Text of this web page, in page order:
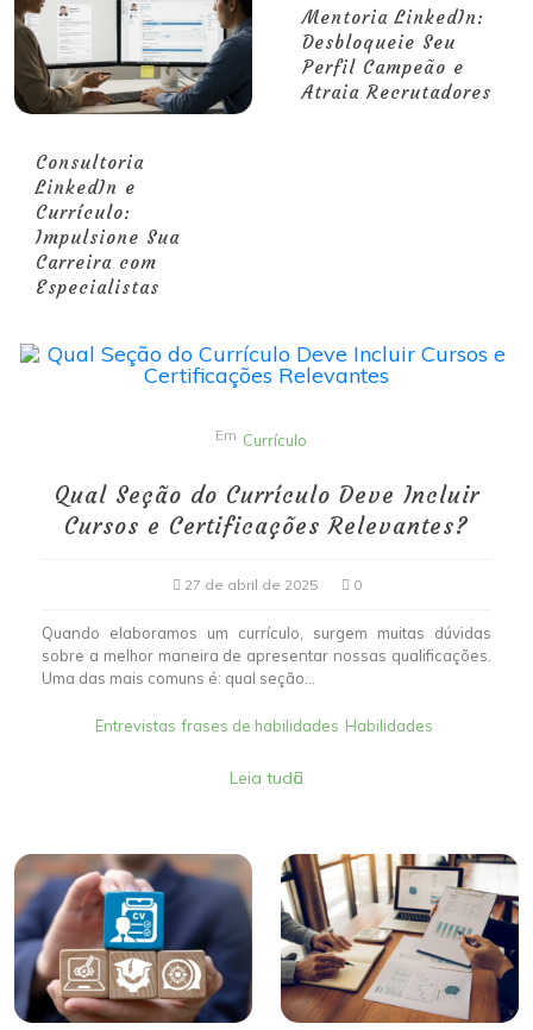
Consultoria
LinkedIn e
Currículo:
Impulsione Sua
Carreira com
Especialistas
Mentoria LinkedIn:
Desbloqueie Seu
Perfil Campeão e
Atraia Recrutadores
Em Currículo
Qual Seção do Currículo Deve Incluir
Cursos e Certificações Relevantes?
27 de abril de 2025 0
Quando elaboramos um currículo, surgem muitas dúvidas
sobre a melhor maneira de apresentar nossas qualificações.
Uma das mais comuns é: qual seção...
Entrevistas frases de habilidades Habilidades
Leia tudo